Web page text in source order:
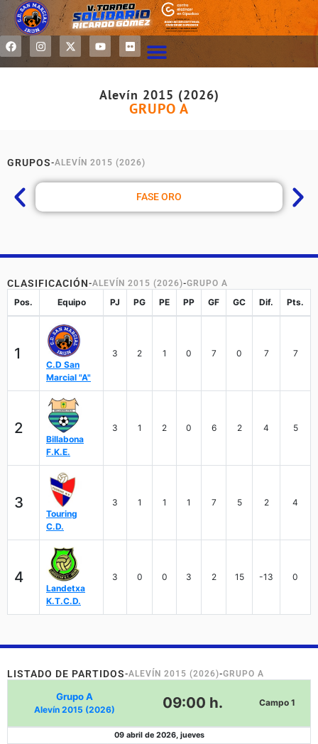
Alevín 2015 (2026)
GRUPO A
GRUPOS-ALEVÍN 2015 (2026)
FASE ORO
CLASIFICACIÓN-ALEVÍN 2015 (2026)-GRUPO A
Pos. Equipo PJ PG PE PP GF GC Dif. Pts.
1
C.D San
Marcial "A"
3 2 1 0 7 0 7 7
2
Billabona
F.K.E.
3 1 2 0 6 2 4 5
3
Touring
C.D.
3 1 1 1 7 5 2 4
4
Landetxa
K.T.C.D.
3 0 0 3 2 15 -13 0
LISTADO DE PARTIDOS-ALEVÍN 2015 (2026)-GRUPO A
Grupo A
Alevín 2015 (2026) 09:00 h. Campo 1
09 abril de 2026, jueves